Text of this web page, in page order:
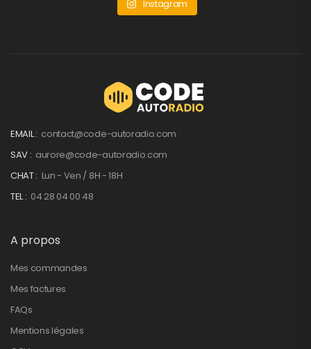
Instagram
EMAIL : contact@code-autoradio.com
SAV : aurore@code-autoradio.com
CHAT : Lun - Ven / 8H - 18H
TEL : 04 28 04 00 48
A propos
Mes commandes
Mes factures
FAQs
Mentions légales